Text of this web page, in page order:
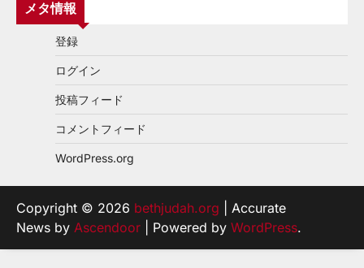
メタ情報
登録
ログイン
投稿フィード
コメントフィード
WordPress.org
Copyright © 2026 bethjudah.org | Accurate
News by Ascendoor | Powered by WordPress.